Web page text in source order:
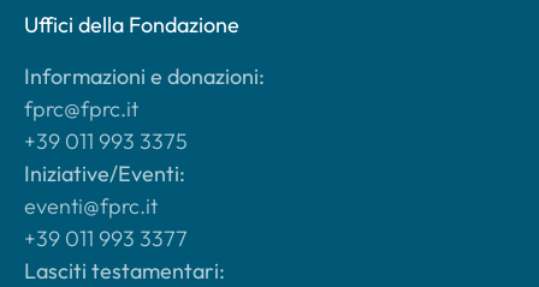
Uffici della Fondazione
Informazioni e donazioni:
fprc@fprc.it
+39 011 993 3375
Iniziative/Eventi:
eventi@fprc.it
+39 011 993 3377
Lasciti testamentari: